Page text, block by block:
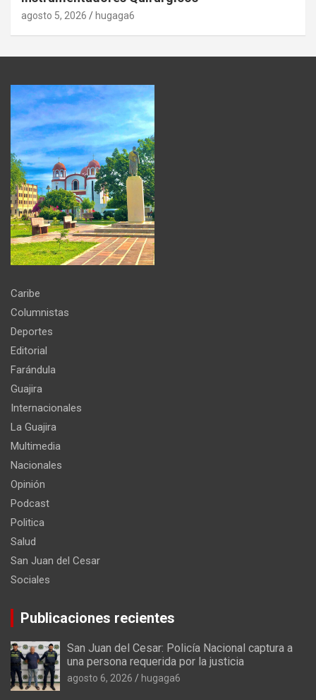
agosto 5, 2026 hugaga6
Caribe
Columnistas
Deportes
Editorial
Farándula
Guajira
Internacionales
La Guajira
Multimedia
Nacionales
Opinión
Podcast
Politica
Salud
San Juan del Cesar
Sociales
Publicaciones recientes
San Juan del Cesar: Policía Nacional captura a
una persona requerida por la justicia
agosto 6, 2026 hugaga6